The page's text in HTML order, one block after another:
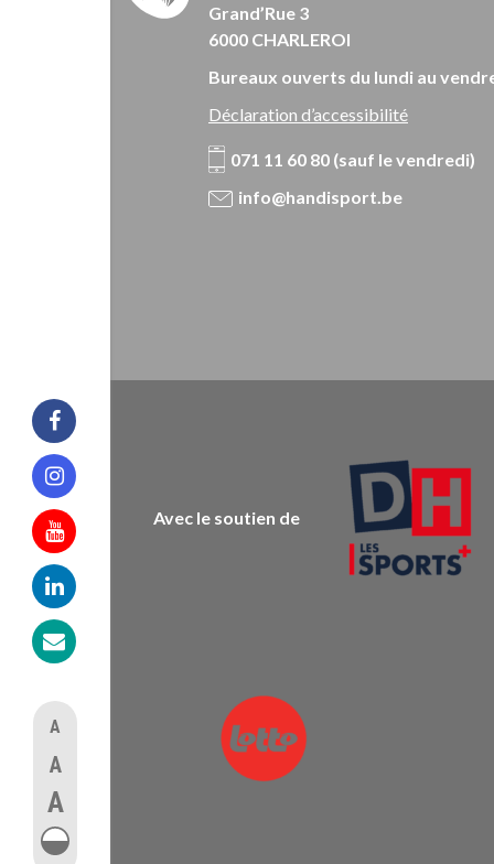
Facebook
Instagram
Youtube
Linkedin
A
A
A
augmenter
Grand’Rue 3
6000 CHARLEROI
Bureaux ouverts du lundi au
Déclaration d’accessibilité
071 11 60 80 (sauf le vendredi)
info@handisport.be
Avec le soutien de